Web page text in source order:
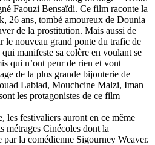
Faouzi Bensaïdi. Ce film raconte la
26 ans, tombé amoureux de Dounia
de la prostitution. Mais aussi de
le nouveau grand ponte du trafic de
manifeste sa colère en voulant se
qui n’ont peur de rien et vont
de la plus grande bijouterie de
Labiad, Mouchcine Malzi, Iman
les protagonistes de ce film
les festivaliers auront en ce même
métrages Cinécoles dont la
par la comédienne Sigourney Weaver.